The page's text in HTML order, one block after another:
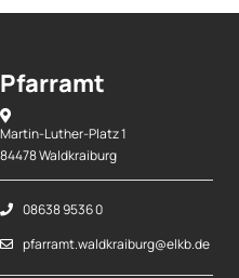
Pfarramt
Martin-Luther-Platz 1
84478 Waldkraiburg
08638 9536 0
pfarramt.waldkraiburg@elkb.de